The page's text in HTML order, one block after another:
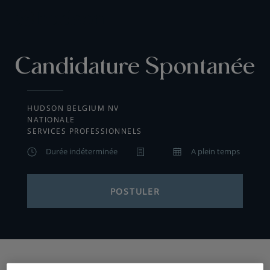
Candidature Spontanée
HUDSON BELGIUM NV
NATIONALE
SERVICES PROFESSIONNELS
Durée indéterminée A plein temps
POSTULER